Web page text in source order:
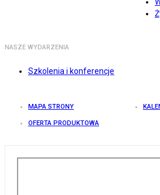
NASZE WYDARZENIA
Szkolenia i konferencje
MAPA STRONY
OFERTA PRODUKTOWA